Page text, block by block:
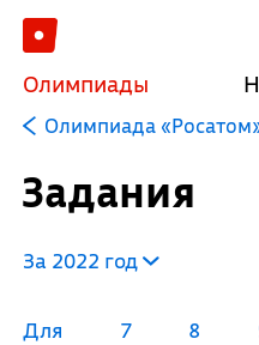
Олимпиады
Олимпиада
Задания
За 2022 год
Для 7 8